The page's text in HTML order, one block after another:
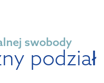
swobody
podział